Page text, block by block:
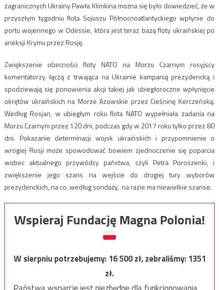
zagranicznych Ukrainy Pawła Klimkina można się było dowiedzieć, że w
przyszłym tygodniu flota Sojuszu Północnoatlantyckiego wpłynie do
portu wojennego w Odessie, która jest teraz bazą floty ukraińskiej po
aneksji Krymu przez Rosję.
Zwiększenie obecności floty NATO na Morzu Czarnym rosyjscy
komentatorzy łączą z trwająca na Ukrainie kampanią prezydencką i
spodziewają się ponowienia akcji takiej jak ubiegłoroczne wpłynięcie
okrętów ukraińskich na Morze Azowskie przez Cieśninę Kerczeńską.
Według Rosjan, w ubiegłym roku flota NATO wypełniała zadania na
Morzu Czarnym przez 120 dni, podczas gdy w 2017 roku tylko przez 80
dni. Pokazanie determinacji wojsk ukraińskich i przypomnienie o
wrogiej Rosji może spowodować bowiem zjednoczenie się poparcia
wobec aktualnego przywódcy państwa, czyli Petra Poroszenki, i
zwiększenie jego szans na wejście do drugiej tury wyborów
prezydenckich, na co, według sondaży, na razie ma niewielkie szanse.
Wspieraj Fundację Magna Polonia!
W sierpniu potrzebujemy:16 500zł, zebraliśmy:1351
zł.